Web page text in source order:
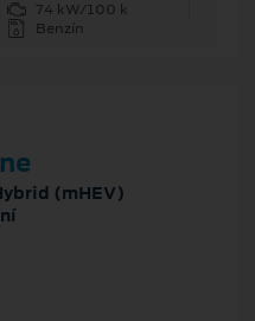
74 kW/100 k
Benzín
(mHEV)